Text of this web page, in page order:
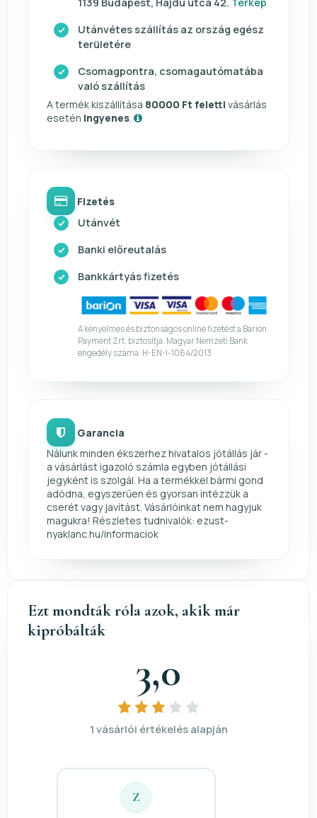
Utánvétes szállítás az ország egész
területére
Csomagpontra, csomagautómatába
való szállítás
A termék kiszállítása 80000 Ft feletti vásárlás
esetén ingyenes
Fizetés
Utánvét
Banki előreutalás
Bankkártyás fizetés
A kényelmes és biztonságos online fizetést a Barion
Payment Zrt. biztosítja. Magyar Nemzeti Bank
engedély száma: H-EN-I-1064/2013
Garancia
Nálunk minden ékszerhez hivatalos jótállás jár -
a vásárlást igazoló számla egyben jótállási
jegyként is szolgál. Ha a termékkel bármi gond
adódna, egyszerűen és gyorsan intézzük a
cserét vagy javítást. Vásárlóinkat nem hagyjuk
magukra! Részletes tudnivalók: ezust-
nyaklanc.hu/informaciok
Ezt mondták róla azok, akik már
kipróbálták
3,0
1 vásárlói értékelés alapján
Z